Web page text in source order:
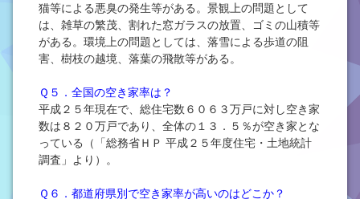
猫等による悪臭の発生等がある。景観上の問題として
は、雑草の繁茂、割れた窓ガラスの放置、ゴミの山積等
がある。環境上の問題としては、落雪による歩道の阻
害、樹枝の越境、落葉の飛散等がある。
Ｑ５．全国の空き家率は？
平成２５年現在で、総住宅数６０６３万戸に対し空き家
数は８２０万戸であり、全体の１３．５％が空き家とな
っている（「総務省ＨＰ 平成２５年度住宅・土地統計
調査」より）。
Ｑ６．都道府県別で空き家率が高いのはどこか？